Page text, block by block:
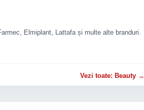
Elmiplant, Lattafa și multe alte branduri.
Vezi toate: Beauty →